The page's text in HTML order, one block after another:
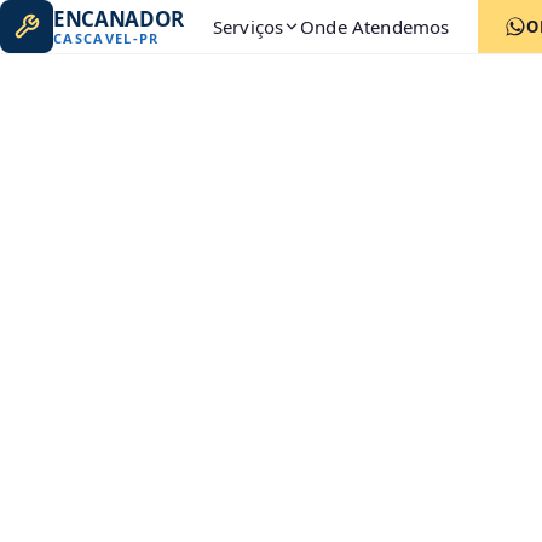
ENCANADOR
CASCAVEL-PR Serviços Onde Atendemos